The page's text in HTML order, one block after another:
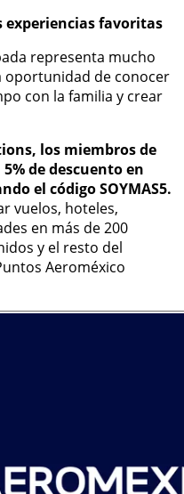
experiencias favoritas
representa mucho
oportunidad de conocer
con la familia y crear
los miembros de
de descuento en
el código SOYMAS5.
vuelos, hoteles,
en más de 200
y el resto del
Aeroméxico